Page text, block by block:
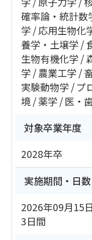
確率論・統計数
学 応用生物化
養学・土壌学
生物有機化学
学 農業工学
実験動物学 プ
境 薬学 医・
対象卒業年度
2028年卒
実施期間・日数
2026年09月15
3日間